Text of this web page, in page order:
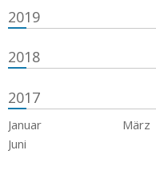
2019
2018
2017
Januar März
Juni